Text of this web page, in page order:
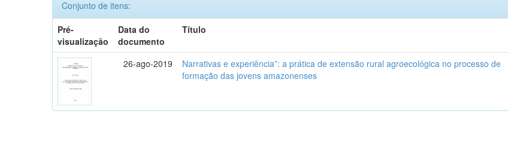
Conjunto de itens:
Pré-
visualização
Data do
documento
Título
26-ago-2019
Narrativas e experiência”: a prática de extensão rural agroecológica no processo de
formação das jovens amazonenses